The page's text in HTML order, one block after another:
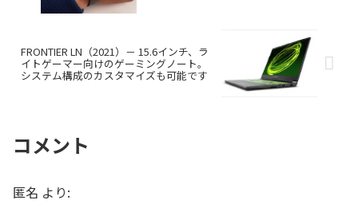
FRONTIER LN（2021）－ 15.6インチ、ラ
イトゲーマー向けのゲーミングノート。
システム構成のカスタマイズも可能です
コメント
匿名 より: